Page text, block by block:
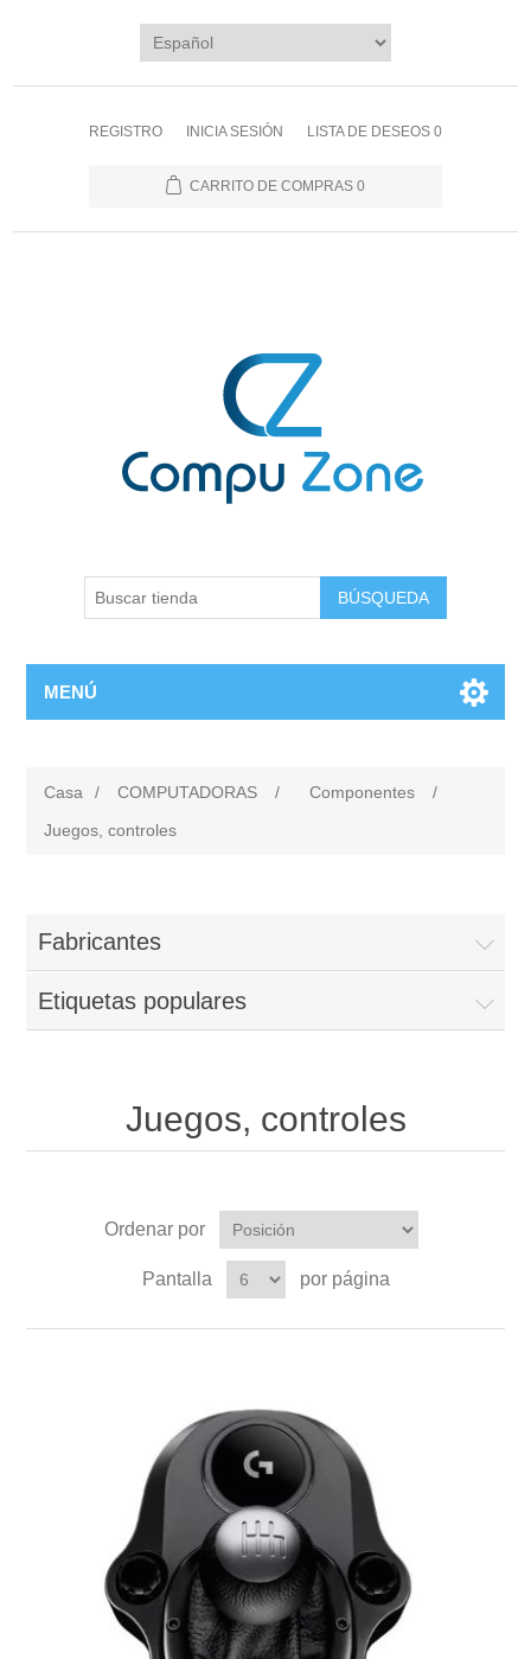
REGISTRO INICIA SESIÓN LISTA DE DESEOS 0
CARRITO DE COMPRAS 0
BÚSQUEDA
MENÚ
Casa / COMPUTADORAS / Componentes
/
Juegos, controles
Fabricantes
Etiquetas populares
Juegos, controles
Ordenar por
Pantalla por página